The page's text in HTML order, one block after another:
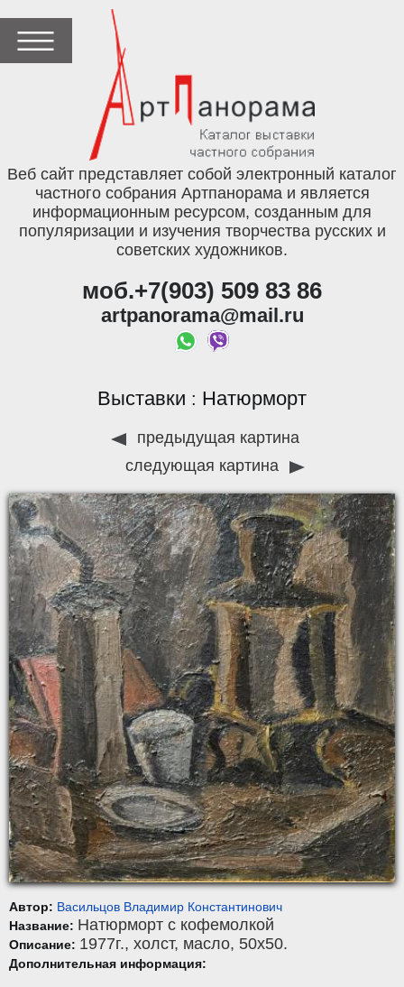
Веб сайт представляет собой электронный каталог
частного собрания Артпанорама и является
информационным ресурсом, созданным для
популяризации и изучения творчества русских и
советских художников.
моб.+7(903) 509 83 86
artpanorama@mail.ru
Выставки : Натюрморт
предыдущая картина
следующая картина
Автор: Васильцов Владимир Константинович
Название: Натюрморт с кофемолкой
Описание: 1977г., холст, масло, 50x50.
Дополнительная информация: